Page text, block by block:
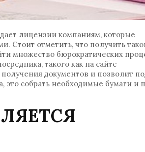
лицензии компаниям, которые
Стоит отметить, что получить
множество бюрократических
такого как на сайте
документов и позволит
это собрать необходимые бумаги и